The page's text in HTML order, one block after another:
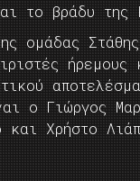
το βράδυ της
ομάδας
ο Γιώργος
και Χρήστο